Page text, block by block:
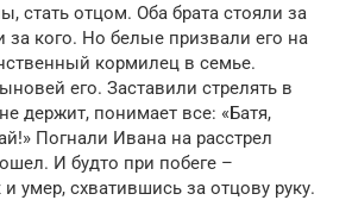
стать отцом. Оба брата стояли за
за кого. Но белые призвали его на
кормилец в семье.
его. Заставили стрелять в
держит, понимает все: «Батя,
Погнали Ивана на расстрел
И будто при побеге –
и умер, схватившись за отцову руку.